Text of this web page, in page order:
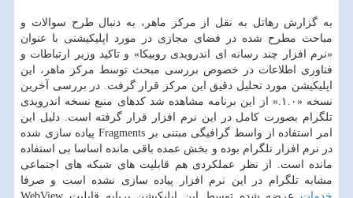
به گزارش رهاتل به نقل از مركز ماهر، به دنبال طرح سوالات و
مباحث مطرح شده در فضای مجازی در مورد اپلیكیشنی با عنوان
«نرم افزار چند رسانه ای اندرویدی روبیكا» و تاكید وزیر ارتباطات و
فناوری اطلاعات در خصوص بررسی مبحث توسط مركز ماهر، این
اپلیكیشن مورد تحلیل دقیق این مركز قرار گرفت. در بررسی آخرین
نسخه «۱.۰.» از این برنامه مشاهده شد كدهای منبع نسخه اندرویدی
تلگرام بصورت كامل در این نرم افزار قرار گرفته است. دلیل این
امر استفاده از واسط گرافیگی مبتنی بر Fragments پیاده سازی شده
در نرم افزار تلگرام بوده و بخش عمده باقی مانده اساسا بی استفاده
مانده است. از نظر عملكردی هم قابلیت های شبكه های اجتماعی
مشابه تلگرام در این نرم افزار پیاده سازی نشده است و صرفا